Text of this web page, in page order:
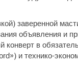
заверенной
объявления и
в
и технико-